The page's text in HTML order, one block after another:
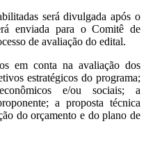
será divulgada após o
enviada para o Comitê de
de avaliação do edital.
em conta na avaliação dos
estratégicos do programa;
e/ou sociais; a
a proposta técnica
do orçamento e do plano de